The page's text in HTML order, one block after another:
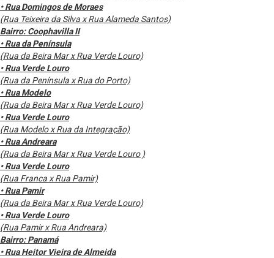
• Rua Domingos de Moraes
(Rua Teixeira da Silva x Rua Alameda Santos)
Bairro: Coophavilla II
• Rua da Península
(Rua da Beira Mar x Rua Verde Louro)
• Rua Verde Louro
(Rua da Península x Rua do Porto)
• Rua Modelo
(Rua da Beira Mar x Rua Verde Louro)
• Rua Verde Louro
(Rua Modelo x Rua da Integração)
• Rua Andreara
(Rua da Beira Mar x Rua Verde Louro )
• Rua Verde Louro
(Rua Franca x Rua Pamir)
• Rua Pamir
(Rua da Beira Mar x Rua Verde Louro)
• Rua Verde Louro
(Rua Pamir x Rua Andreara)
Bairro: Panamá
• Rua Heitor Vieira de Almeida